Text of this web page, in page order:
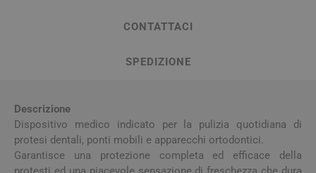
CONTATTACI
SPEDIZIONE
Descrizione
Dispositivo medico indicato per la pulizia quotidiana di
protesi dentali, ponti mobili e apparecchi ortodontici.
Garantisce una protezione completa ed efficace della